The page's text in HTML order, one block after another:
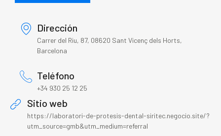
Dirección
Carrer del Riu, 87, 08620 Sant Vicenç dels Horts,
Barcelona
Teléfono
+34 930 25 12 25
Sitio web
https://laboratori-de-protesis-dental-siritec.negocio.site/?
utm_source=gmb&utm_medium=referral